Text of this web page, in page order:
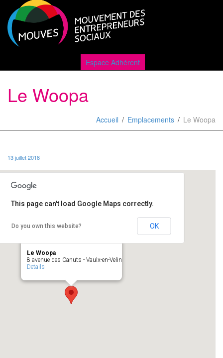
Espace Adhérent
Le Woopa
Accueil Emplacements Le Woopa
13 juillet 2018
Le Woopa
8 avenue des Canuts - Vaulx-en-Velin
Details
This page can't load Google Maps correctly.
Do you own this website? OK